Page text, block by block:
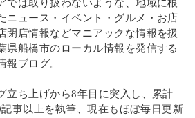
では取り扱わないような、地域に根
ニュース・イベント・グルメ・お店
閉店情報などマニアックな情報を扱
県船橋市のローカル情報を発信する
報ブログ。
立ち上げから8年目に突入し、累計
記事以上を執筆、現在もほぼ毎日更新